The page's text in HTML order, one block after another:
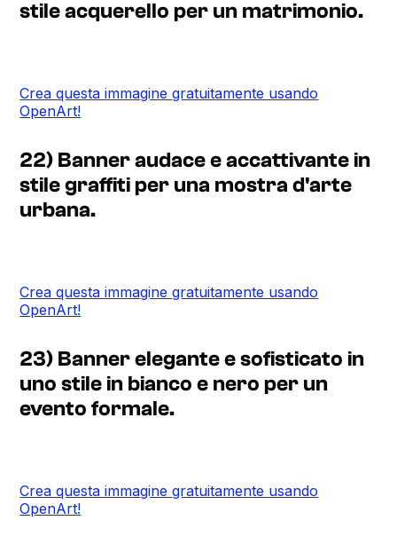
stile acquerello per un matrimonio.
Crea questa immagine gratuitamente usando
OpenArt!
22) Banner audace e accattivante in
stile graffiti per una mostra d'arte
urbana.
Crea questa immagine gratuitamente usando
OpenArt!
23) Banner elegante e sofisticato in
uno stile in bianco e nero per un
evento formale.
Crea questa immagine gratuitamente usando
OpenArt!